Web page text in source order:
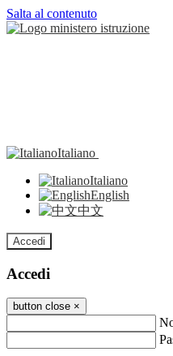
Salta al contenuto
Italiano
Italiano
English
中文
Accedi
Accedi
button close ×